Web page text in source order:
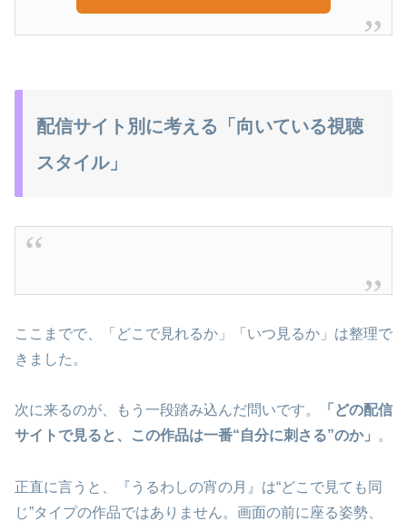
配信サイト別に考える「向いている視聴
スタイル」
ここまでで、「どこで見れるか」「いつ見るか」は整理で
きました。
次に来るのが、もう一段踏み込んだ問いです。
「どの配信
サイトで見ると、この作品は一番“自分に刺さる”のか」
。
正直に言うと、『うるわしの宵の月』は“どこで見ても同
じ”タイプの作品ではありません。画面の前に座る姿勢、